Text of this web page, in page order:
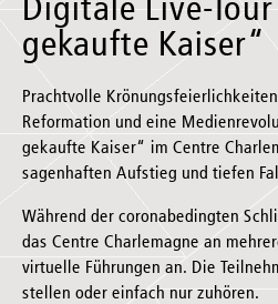
Digitale Live-
gekaufte Kaiser“
Prachtvolle
Reformation und eine
gekaufte Kaiser“ im Centre
sagenhaften Aufstieg und tiefen
Während der coronabedingten
das Centre Charlemagne an
virtuelle Führungen an. Die
stellen oder einfach nur zuhören.